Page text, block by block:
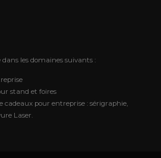
les domaines suivants :
stand et foires
cadeaux pour entreprise : sérigraphie,
Laser.